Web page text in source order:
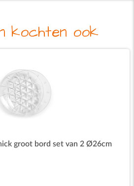
kochten ook
groot bord set van 2 Ø26cm